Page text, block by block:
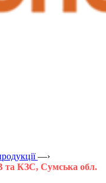
—›
та КЗС, Сумська обл.